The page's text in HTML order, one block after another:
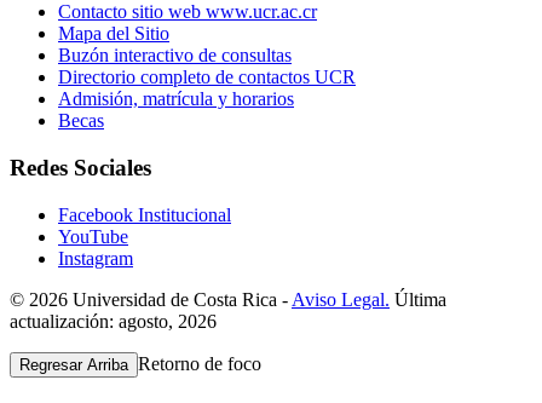
Contacto sitio web www.ucr.ac.cr
Mapa del Sitio
Buzón interactivo de consultas
Directorio completo de contactos UCR
Admisión, matrícula y horarios
Becas
Redes Sociales
Facebook Institucional
YouTube
Instagram
© 2026 Universidad de Costa Rica - Aviso Legal. Última
actualización: agosto, 2026
Regresar Arriba Retorno de foco